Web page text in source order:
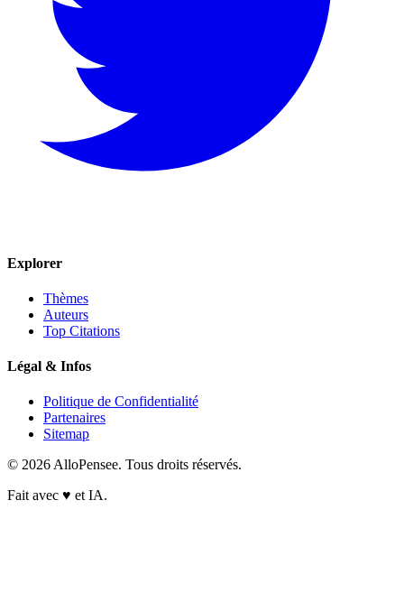
Explorer
Thèmes
Auteurs
Top Citations
Légal & Infos
Politique de Confidentialité
Partenaires
Sitemap
© 2026 AlloPensee. Tous droits réservés.
Fait avec ♥ et IA.